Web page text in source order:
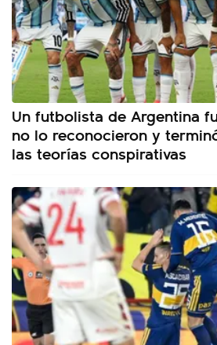
Un futbolista de Argentina
no lo reconocieron y
las teorías conspirativas